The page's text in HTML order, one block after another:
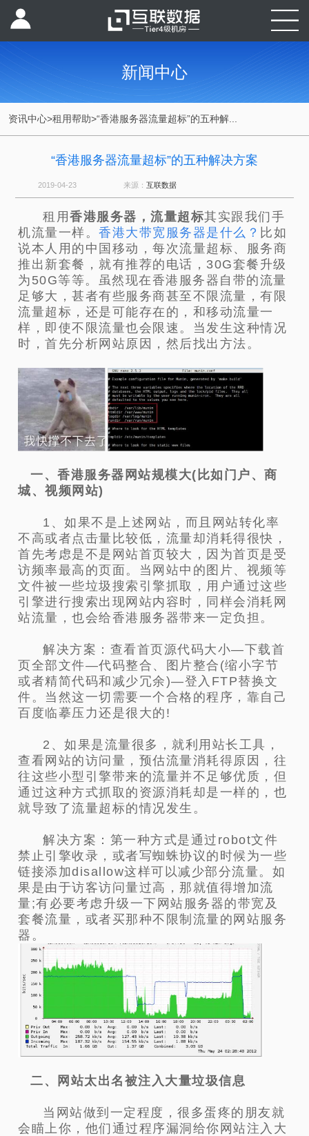
新闻中心
资讯中心>租用帮助>“香港服务器流量超标”的五种解...
“香港服务器流量超标”的五种解决方案
2019-04-23 来源： 互联数据
租用香港服务器，流量超标其实跟我们手
机流量一样。香港大带宽服务器是什么？ 比如
说本人用的中国移动，每次流量超标、服务商
推出新套餐，就有推荐的电话，30G套餐升级
为50G等等。虽然现在香港服务器自带的流量
足够大，甚者有些服务商甚至不限流量，有限
流量超标，还是可能存在的，和移动流量一
样，即使不限流量也会限速。当发生这种情况
时，首先分析网站原因，然后找出方法。
一、香港服务器网站规模大(比如门户、商
城、视频网站)
1、如果不是上述网站，而且网站转化率
不高或者点击量比较低，流量却消耗得很快，
首先考虑是不是网站首页较大，因为首页是受
访频率最高的页面。当网站中的图片、视频等
文件被一些垃圾搜索引擎抓取，用户通过这些
引擎进行搜索出现网站内容时，同样会消耗网
站流量，也会给香港服务器带来一定负担。
解决方案：查看首页源代码大小—下载首
页全部文件—代码整合、图片整合(缩小字节
或者精简代码和减少冗余)—登入FTP替换文
件。当然这一切需要一个合格的程序，靠自己
百度临摹压力还是很大的!
2、如果是流量很多，就利用站长工具，
查看网站的访问量，预估流量消耗得原因，往
往这些小型引擎带来的流量并不足够优质，但
通过这种方式抓取的资源消耗却是一样的，也
就导致了流量超标的情况发生。
解决方案：第一种方式是通过robot文件
禁止引擎收录，或者写蜘蛛协议的时候为一些
链接添加disallow这样可以减少部分流量。如
果是由于访客访问量过高，那就值得增加流
量;有必要考虑升级一下网站服务器的带宽及
套餐流量，或者买那种不限制流量的网站服务
器。
二、网站太出名被注入大量垃圾信息
当网站做到一定程度，很多蛋疼的朋友就
会瞄上你，他们通过程序漏洞给你网站注入大